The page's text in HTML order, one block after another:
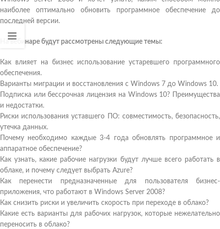
наиболее оптимально обновить программное обеспечение до
последней версии.
На вебинаре будут рассмотрены следующие темы:
Как влияет на бизнес использование устаревшего программного
обеспечения.
Варианты миграции и восстановления с Windows 7 до Windows 10.
Подписка или бессрочная лицензия на Windows 10? Преимущества
и недостатки.
Риски использования уставшего ПО: совместимость, безопасность,
утечка данных.
Почему необходимо каждые 3-4 года обновлять программное и
аппаратное обеспечение?
Как узнать, какие рабочие нагрузки будут лучше всего работать в
облаке, и почему следует выбрать Azure?
Как перенести предназначенные для пользователя бизнес-
приложения, что работают в Windows Server 2008?
Как снизить риски и увеличить скорость при переходе в облако?
Какие есть варианты для рабочих нагрузок, которые нежелательно
переносить в облако?